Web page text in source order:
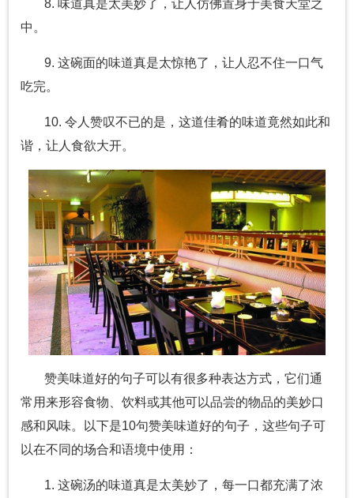
8. 味道真是太美妙了，让人仿佛置身于美食天堂之
中。
9. 这碗面的味道真是太惊艳了，让人忍不住一口气
吃完。
10. 令人赞叹不已的是，这道佳肴的味道竟然如此和
谐，让人食欲大开。
赞美味道好的句子可以有很多种表达方式，它们通
常用来形容食物、饮料或其他可以品尝的物品的美妙口
感和风味。以下是10句赞美味道好的句子，这些句子可
以在不同的场合和语境中使用：
1. 这碗汤的味道真是太美妙了，每一口都充满了浓